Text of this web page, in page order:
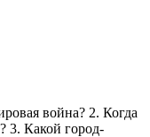
война? 2. Когда
3. Какой город-